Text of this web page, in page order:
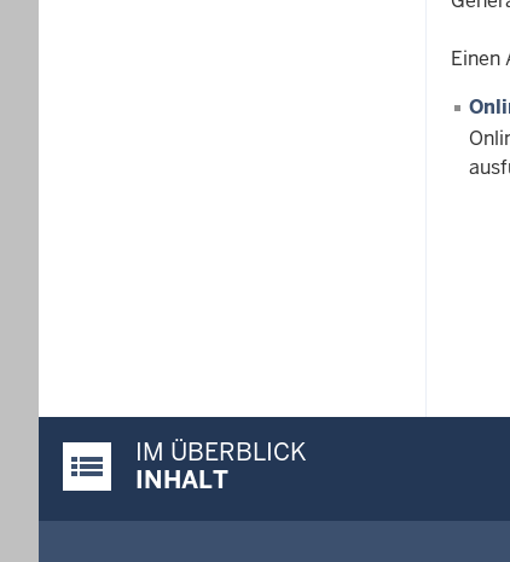
Einen
Justiz-Portal im Überblick:
IM ÜBERBLICK
INHALT